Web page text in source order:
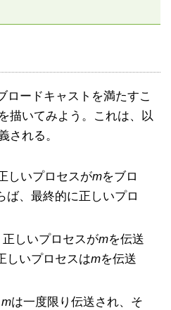
ロードキャストを満たすこ
描いてみよう。これは、以
される。
しいプロセスがmをブロ
ば、最終的に正しいプロ
しいプロセスがmを伝送
しいプロセスはmを伝送
mは一度限り伝送され、そ